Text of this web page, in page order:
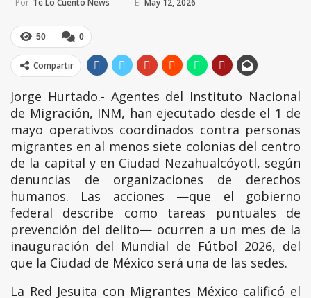
Por Te Lo Cuento News
0
50
Compartir
Jorge Hurtado.- Agentes del Instituto Nacional
de Migración, INM, han ejecutado desde el 1 de
mayo operativos coordinados contra personas
migrantes en al menos siete colonias del centro
de la capital y en Ciudad Nezahualcóyotl, según
denuncias de organizaciones de derechos
humanos. Las acciones —que el gobierno
federal describe como tareas puntuales de
prevención del delito— ocurren a un mes de la
inauguración del Mundial de Fútbol 2026, del
que la Ciudad de México será una de las sedes.
La Red Jesuita con Migrantes México calificó el